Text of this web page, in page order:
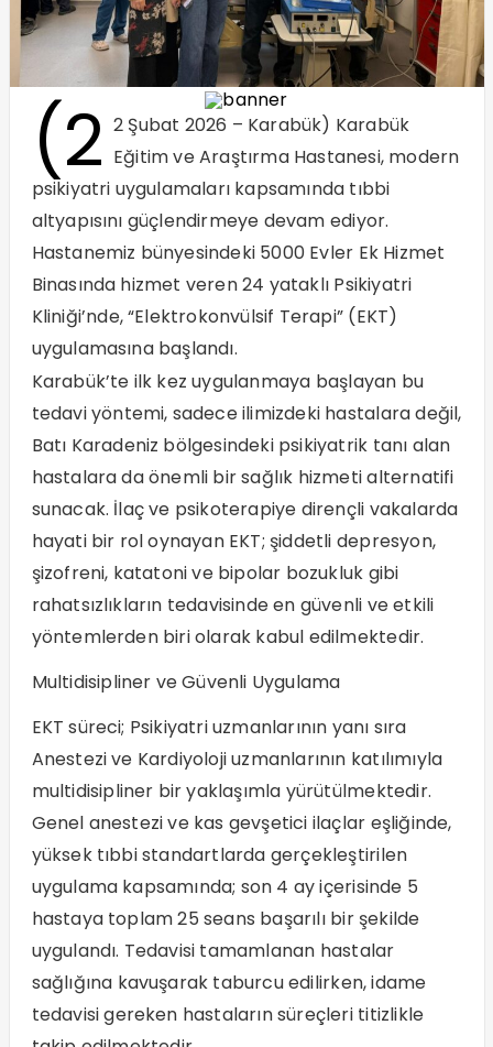
(2 2 Şubat 2026 – Karabük) Karabük
Eğitim ve Araştırma Hastanesi, modern
psikiyatri uygulamaları kapsamında tıbbi
altyapısını güçlendirmeye devam ediyor.
Hastanemiz bünyesindeki 5000 Evler Ek Hizmet
Binasında hizmet veren 24 yataklı Psikiyatri
Kliniği’nde, “Elektrokonvülsif Terapi” (EKT)
uygulamasına başlandı.
Karabük’te ilk kez uygulanmaya başlayan bu
tedavi yöntemi, sadece ilimizdeki hastalara değil,
Batı Karadeniz bölgesindeki psikiyatrik tanı alan
hastalara da önemli bir sağlık hizmeti alternatifi
sunacak. İlaç ve psikoterapiye dirençli vakalarda
hayati bir rol oynayan EKT; şiddetli depresyon,
şizofreni, katatoni ve bipolar bozukluk gibi
rahatsızlıkların tedavisinde en güvenli ve etkili
yöntemlerden biri olarak kabul edilmektedir.
​Multidisipliner ve Güvenli Uygulama
EKT süreci; Psikiyatri uzmanlarının yanı sıra
Anestezi ve Kardiyoloji uzmanlarının katılımıyla
multidisipliner bir yaklaşımla yürütülmektedir.
Genel anestezi ve kas gevşetici ilaçlar eşliğinde,
yüksek tıbbi standartlarda gerçekleştirilen
uygulama kapsamında; son 4 ay içerisinde 5
hastaya toplam 25 seans başarılı bir şekilde
uygulandı. Tedavisi tamamlanan hastalar
sağlığına kavuşarak taburcu edilirken, idame
tedavisi gereken hastaların süreçleri titizlikle